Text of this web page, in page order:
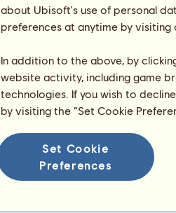
about Ubisoft's use of personal
preferences at anytime by
In addition to the above, by
website activity, including game
technologies. If you wish to
by visiting the “Set Cookie
Set Cookie
Preferences